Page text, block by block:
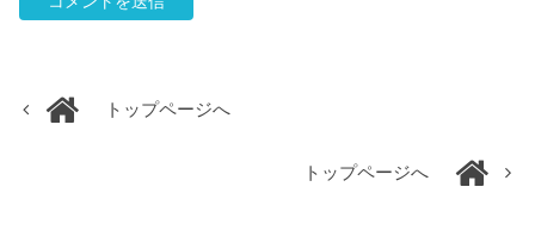
トップページへ
トップページへ